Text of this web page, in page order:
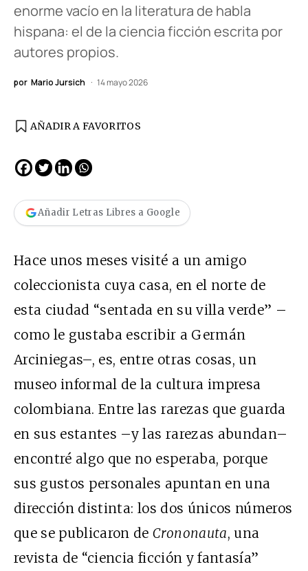
enorme vacío en la literatura de habla
hispana: el de la ciencia ficción escrita por
autores propios.
por Mario Jursich 14 mayo 2026
AÑADIR A FAVORITOS
Añadir Letras Libres a Google
Hace unos meses visité a un amigo
coleccionista cuya casa, en el norte de
esta ciudad “sentada en su villa verde” –
como le gustaba escribir a Germán
Arciniegas–, es, entre otras cosas, un
museo informal de la cultura impresa
colombiana. Entre las rarezas que guarda
en sus estantes –y las rarezas abundan–
encontré algo que no esperaba, porque
sus gustos personales apuntan en una
dirección distinta: los dos únicos números
que se publicaron deCrononauta, una
revista de “ciencia ficción y fantasía”